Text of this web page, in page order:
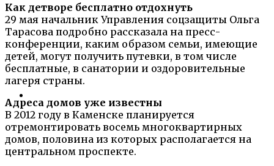
Как детворе бесплатно отдохнуть
29 мая начальник Управления соцзащиты Ольга
Тарасова подробно рассказала на пресс-
конференции, каким образом семьи, имеющие
детей, могут получить путевки, в том числе
бесплатные, в санатории и оздоровительные
лагеря страны.
Адреса домов уже известны
В 2012 году в Каменске планируется
отремонтировать восемь многоквартирных
домов, половина из которых располагается на
центральном проспекте.